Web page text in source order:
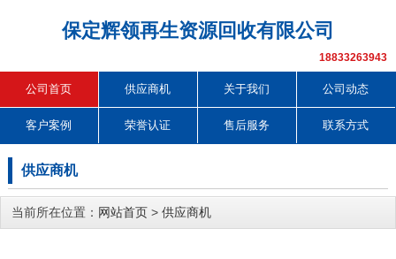
保定辉领再生资源回收有限公司
18833263943
公司首页 供应商机 关于我们 公司动态
客户案例 荣誉认证 售后服务 联系方式
供应商机
当前所在位置： 网站首页 > 供应商机